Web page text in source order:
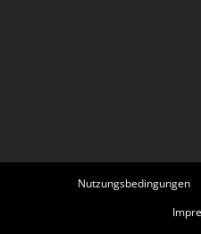
Nutzungsbedingungen